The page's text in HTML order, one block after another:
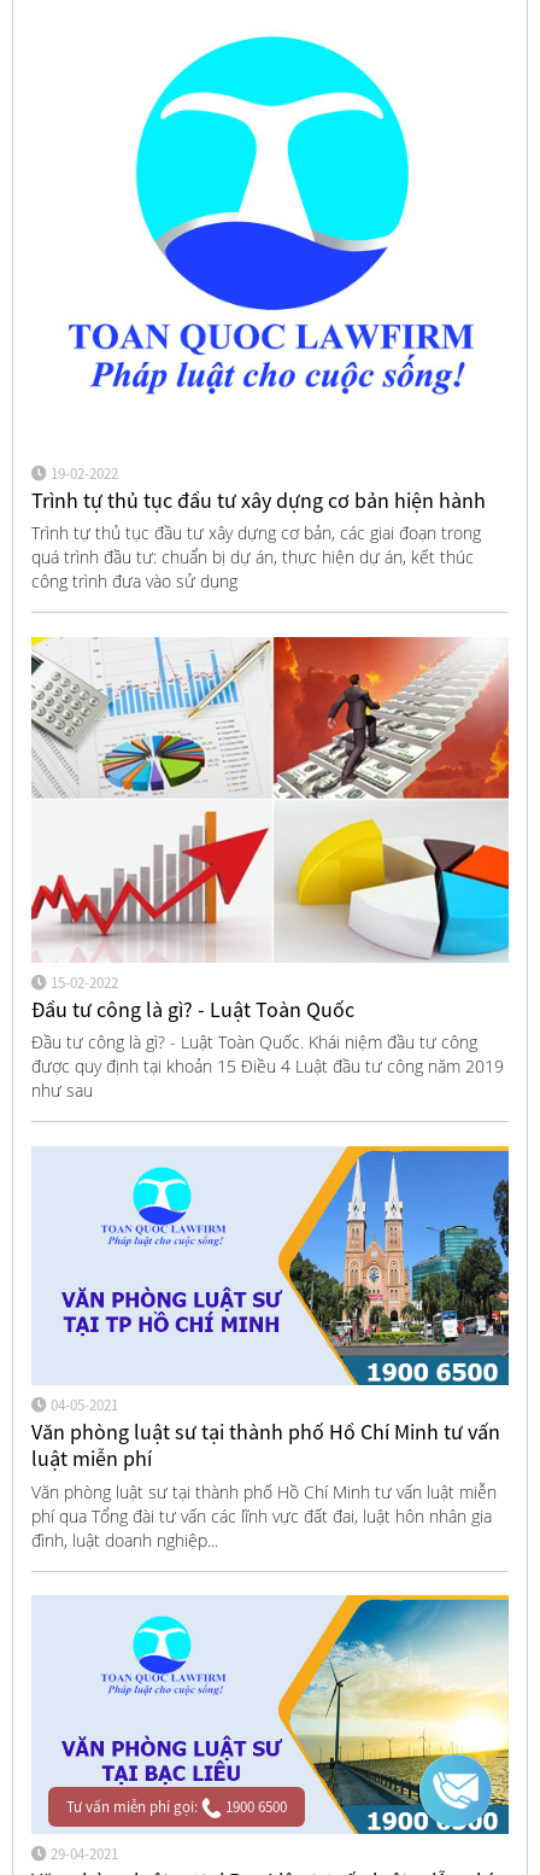
19-02-2022
Trình tự thủ tục đầu tư xây dựng cơ bản hiện hành
Trình tự thủ tục đầu tư xây dựng cơ bản, các giai đoạn trong
quá trình đầu tư: chuẩn bị dự án, thực hiện dự án, kết thúc
công trình đưa vào sử dụng
15-02-2022
Đầu tư công là gì? - Luật Toàn Quốc
Đầu tư công là gì? - Luật Toàn Quốc. Khái niệm đầu tư công
được quy định tại khoản 15 Điều 4 Luật đầu tư công năm 2019
như sau
04-05-2021
Văn phòng luật sư tại thành phố Hồ Chí Minh tư vấn
luật miễn phí
Văn phòng luật sư tại thành phố Hồ Chí Minh tư vấn luật miễn
phí qua Tổng đài tư vấn các lĩnh vực đất đai, luật hôn nhân gia
đình, luật doanh nghiệp...
29-04-2021
Tư vấn miễn phí gọi: 1900 6500